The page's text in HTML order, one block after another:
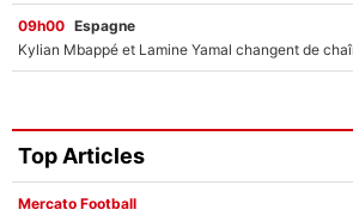
09h00 Espagne
Top Articles
Mercato Football